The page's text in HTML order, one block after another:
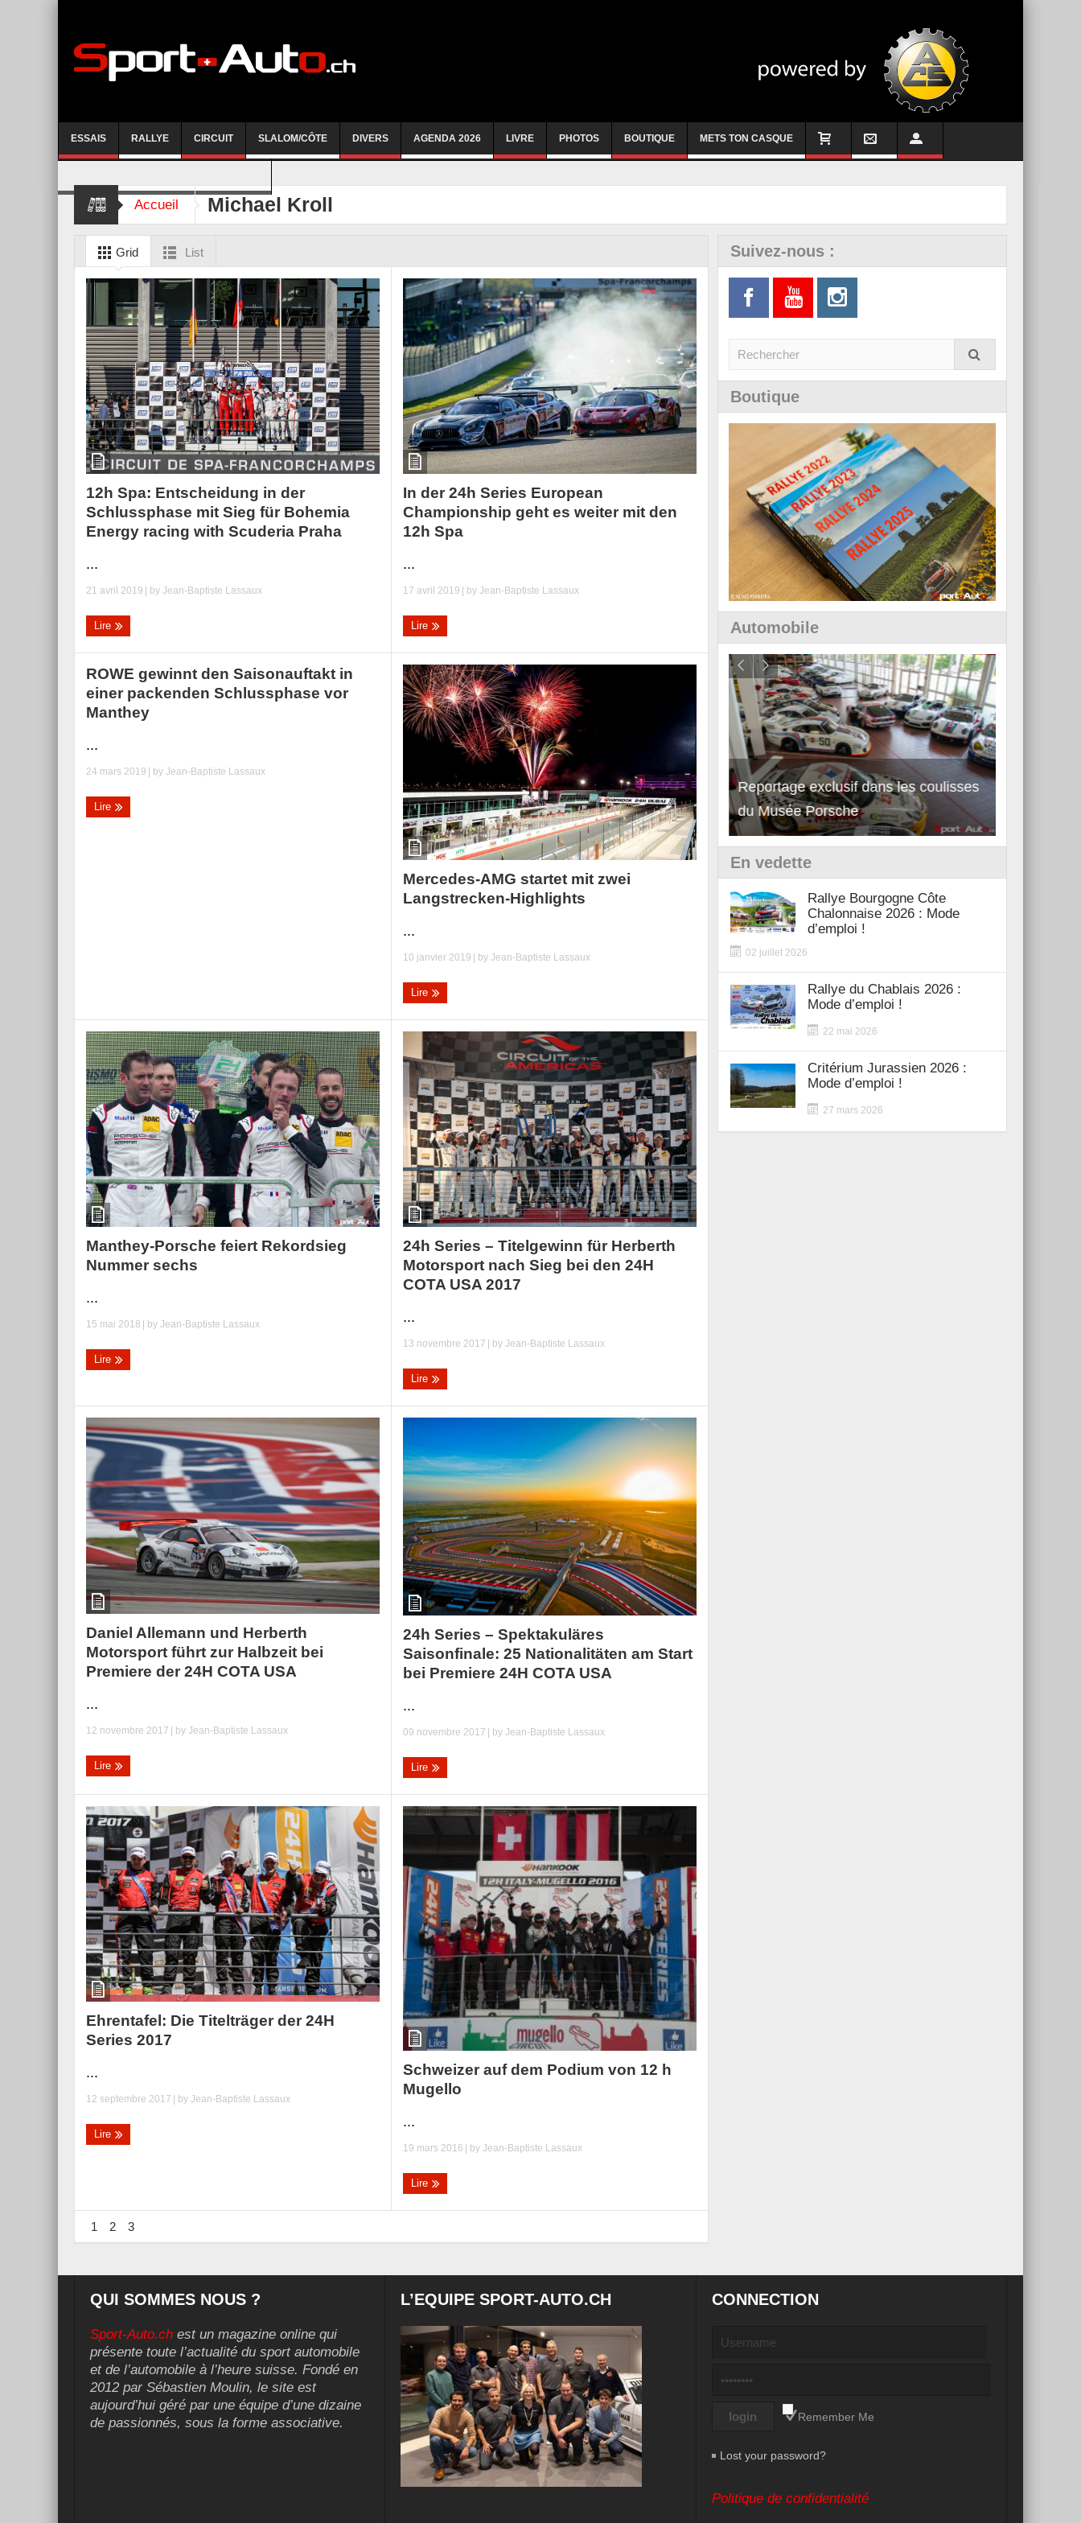
ESSAIS RALLYE CIRCUIT SLALOM/CÔTE DIVERS AGENDA 2026 LIVRE PHOTOS BOUTIQUE METS TON CASQUE
Accueil Michael Kroll
Grid List
12h Spa: Entscheidung in der
Schlussphase mit Sieg für Bohemia
Energy racing with Scuderia Praha
...
21 avril 2019 | by Jean-Baptiste Lassaux
Lire
In der 24h Series European
Championship geht es weiter mit den
12h Spa
...
17 avril 2019 | byJean-Baptiste Lassaux
Lire
ROWE gewinnt den Saisonauftakt in
einer packenden Schlussphase vor
Manthey
...
24 mars 2019 | by Jean-Baptiste Lassaux
Lire
Mercedes-AMG startet mit zwei
Langstrecken-Highlights
...
10 janvier 2019 | byJean-Baptiste Lassaux
Lire
Manthey-Porsche feiert Rekordsieg
Nummer sechs
...
15 mai 2018 | by Jean-Baptiste Lassaux
Lire
24h Series – Titelgewinn für Herberth
Motorsport nach Sieg bei den 24H
COTA USA 2017
...
13 novembre 2017 | byJean-Baptiste Lassaux
Lire
Daniel Allemann und Herberth
Motorsport führt zur Halbzeit bei
Premiere der 24H COTA USA
...
12 novembre 2017 | by Jean-Baptiste Lassaux
Lire
24h Series – Spektakuläres
Saisonfinale: 25 Nationalitäten am Start
bei Premiere 24H COTA USA
...
09 novembre 2017 | byJean-Baptiste Lassaux
Lire
Ehrentafel: Die Titelträger der 24H
Series 2017
...
12 septembre 2017 | by Jean-Baptiste Lassaux
Lire
Schweizer auf dem Podium von 12 h
Mugello
...
19 mars 2016 | byJean-Baptiste Lassaux
Lire
1 2 3
Suivez-nous :
Boutique
Automobile
Reportage exclusif dans les coulisses
du Musée Porsche
Découverte de la nouvelle Ferrari
12Cilindri Manuale
En vedette
Rallye Bourgogne Côte
Chalonnaise 2026 : Mode
d’emploi !
02 juillet 2026
Rallye du Chablais 2026 :
Mode d’emploi !
22 mai 2026
Critérium Jurassien 2026 :
Mode d’emploi !
27 mars 2026
QUI SOMMES NOUS ?
Sport-Auto.ch est un magazine online qui
présente toute l’actualité du sport automobile
et de l’automobile à l’heure suisse. Fondé en
2012 par Sébastien Moulin, le site est
aujourd’hui géré par une équipe d’une dizaine
de passionnés, sous la forme associative.
L’EQUIPE SPORT-AUTO.CH CONNECTION
Remember Me
Lost your password?
Politique de confidentialité